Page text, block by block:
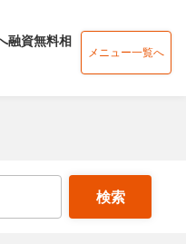
融資無料相
メニュー一覧へ